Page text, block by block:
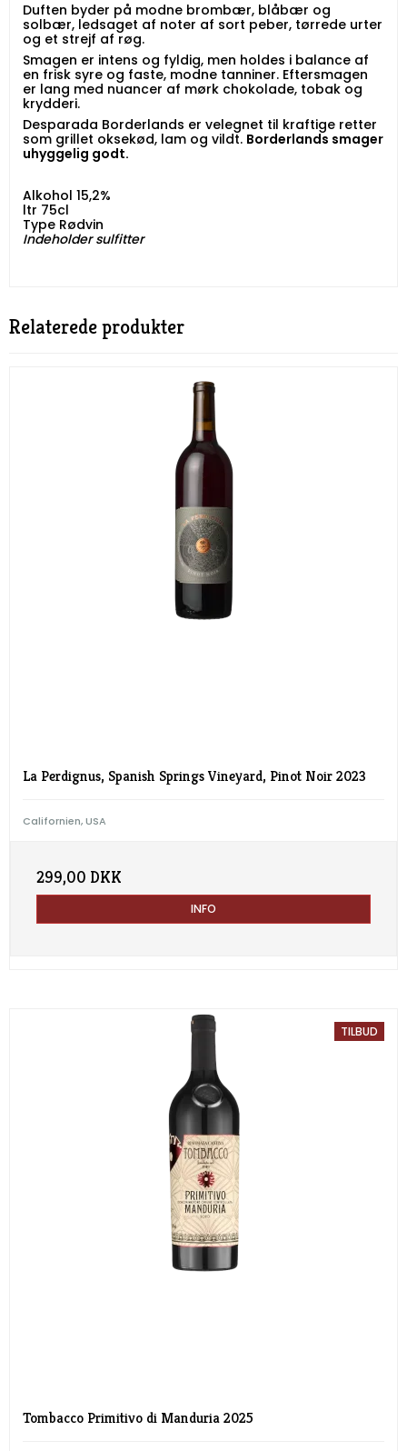
Duften byder på modne brombær, blåbær og
solbær, ledsaget af noter af sort peber, tørrede urter
og et strejf af røg.
Smagen er intens og fyldig, men holdes i balance af
en frisk syre og faste, modne tanniner. Eftersmagen
er lang med nuancer af mørk chokolade, tobak og
krydderi.
Desparada Borderlands er velegnet til kraftige retter
som grillet oksekød, lam og vildt. Borderlands smager
uhyggelig godt.
Alkohol 15,2%
ltr 75cl
Type Rødvin
​​​​​​​Indeholder sulfitter
Relaterede produkter
La Perdignus, Spanish Springs Vineyard, Pinot Noir 2023
Californien, USA
299,00 DKK
INFO
TILBUD
Tombacco Primitivo di Manduria 2025